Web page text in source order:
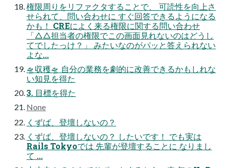
権限周りをリファクタすることで、 可読性を向上さ
せられて、問い合わせに すぐ回答できるようになる
かも！ CREによく来る権限に関する問い合わせ
「△△担当者の権限でこの画面見れないのはどうし
てでしたっけ？」 みたいなのがパッと答えられない
よな...
🛸収穫🛸 自分の業務を劇的に改善できるかもしれな
い知見を得た
3. 目標を得た
None
くずば、登壇しないの？
くずば、登壇しないの？ したいです！ でも実は
Rails Tokyoでは 先輩が登壇することに なりまし
て ...